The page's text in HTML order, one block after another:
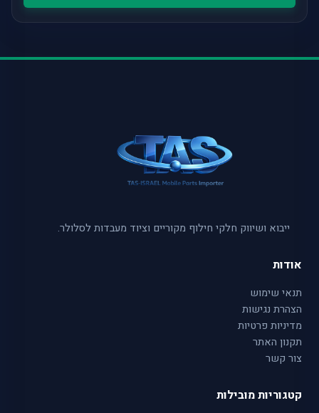
ייבוא ושיווק חלקי חילוף מקוריים וציוד מעבדות לסלולר.
אודות
תנאי שימוש
הצהרת נגישות
מדיניות פרטיות
תקנון האתר
צור קשר
קטגוריות מובילות